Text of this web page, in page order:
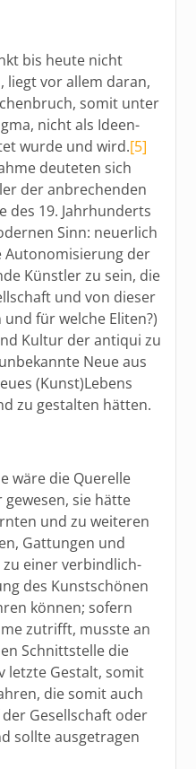
bis heute nicht
liegt vor allem daran,
somit unter
nicht als Ideen-
wurde und wird.[5]
deuteten sich
der anbrechenden
des 19. Jahrhunderts
Sinn: neuerlich
der
Künstler zu sein, die
und von dieser
für welche Eliten?)
Kultur der antiqui zu
Neue aus
(Kunst)Lebens
zu gestalten hätten.
wäre die Querelle
sie hätte
und zu weiteren
Gattungen und
zu einer verbindlich-
des Kunstschönen
können; sofern
zutrifft, musste an
Schnittstelle die
letzte Gestalt, somit
die somit auch
Gesellschaft oder
sollte ausgetragen